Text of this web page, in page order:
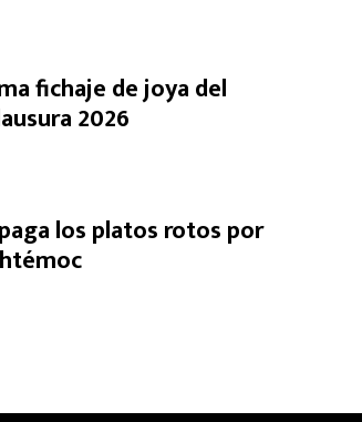
fichaje de joya del
2026
los platos rotos por